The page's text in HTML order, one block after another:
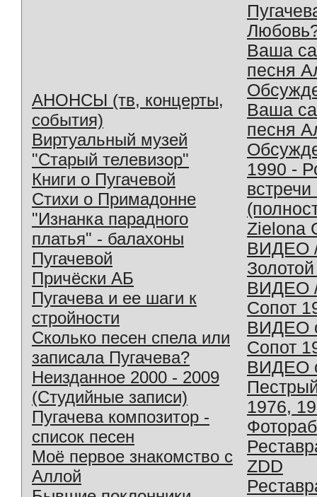
АНОНСЫ (тв, концерты,
события)
Виртуальный музей
"Старый телевизор"
Книги о Пугачевой
Стихи о Примадонне
"Изнанка парадного
платья" - балахоны
Пугачевой
Причёски АБ
Пугачева и ее шаги к
стройности
Сколько песен спела или
записала Пугачева?
Неизданное 2000 - 2009
(Студийные записи)
Пугачева композитор -
список песен
Моё первое знакомство с
Аллой
Ваша
песня
Ваша
песня
1990 -
Zielona
ВИДЕО
ВИДЕО
Сопот
ВИДЕО
Сопот
ВИДЕО
1976,
ZDD